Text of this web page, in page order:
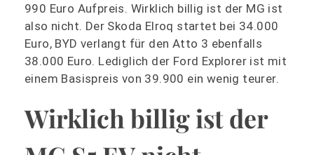
990 Euro Aufpreis. Wirklich billig ist der MG ist
also nicht. Der Skoda Elroq startet bei 34.000
Euro, BYD verlangt für den Atto 3 ebenfalls
38.000 Euro. Lediglich der Ford Explorer ist mit
einem Basispreis von 39.900 ein wenig teurer.
Wirklich billig ist der